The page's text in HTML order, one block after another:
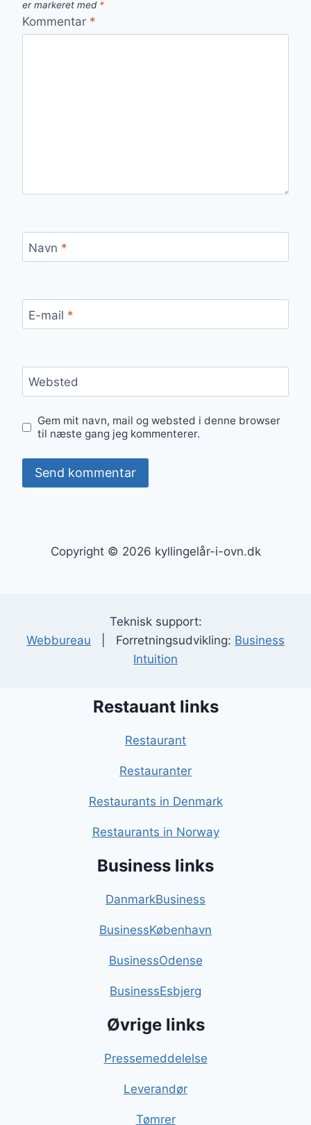
er markeret med *
Kommentar *
Navn *
E-mail *
Websted
Gem mit navn, mail og websted i denne browser
til næste gang jeg kommenterer.
Copyright © 2026 kyllingelår-i-ovn.dk
Teknisk support:
Webbureau | Forretningsudvikling: Business
Intuition
Restauant links
Restaurant
Restauranter
Restaurants in Denmark
Restaurants in Norway
Business links
DanmarkBusiness
BusinessKøbenhavn
BusinessOdense
BusinessEsbjerg
Øvrige links
Pressemeddelelse
Leverandør
Tømrer